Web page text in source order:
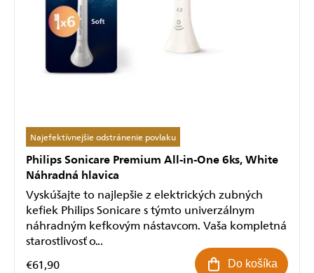
Najefektívnejšie odstránenie povlaku
Philips Sonicare Premium All-in-One 6ks, White
Náhradná hlavica
€61,90 Do košíka
Vyskúšajte to najlepšie z elektrických zubných
kefiek Philips Sonicare s týmto univerzálnym
náhradným kefkovým nástavcom. Vaša kompletná
starostlivosť o...